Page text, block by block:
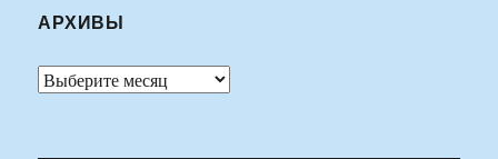
АРХИВЫ
Архивы